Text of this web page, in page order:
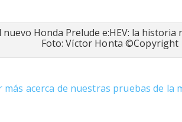
Foto: Víctor Honta ©Copyright
más acerca de nuestras pruebas de